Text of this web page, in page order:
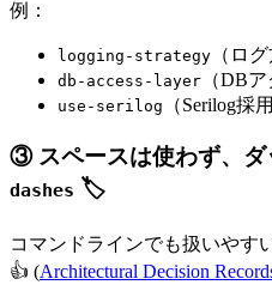
例：
logging-strategy （ロ
db-access-layer （DB
use-serilog （Serilog採用
③ スペースは使わず、ダ
dashes 🏷️
コマンドラインでも扱いやす
👍 (Architectural Decision